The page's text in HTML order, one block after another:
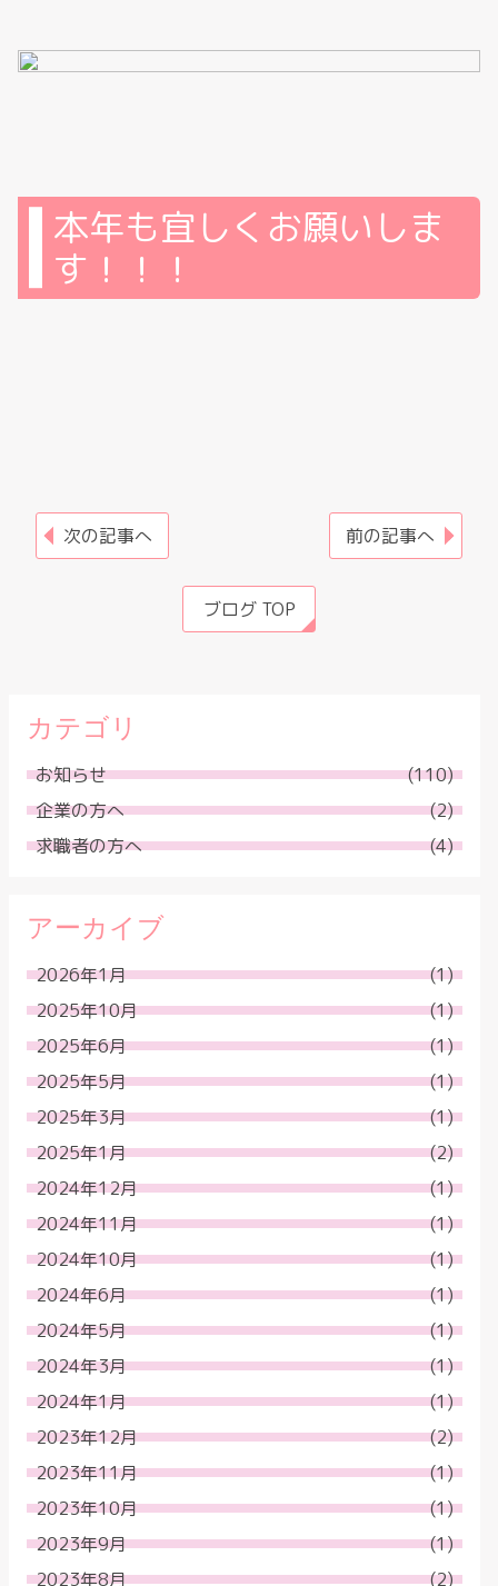
本年も宜しくお願いしま
す！！！
次の記事へ 前の記事へ
ブログ TOP
カテゴリ
お知らせ
(110)
企業の方へ
(2)
求職者の方へ
(4)
アーカイブ
2026年1月
(1)
2025年10月
(1)
2025年6月
(1)
2025年5月
(1)
2025年3月
(1)
2025年1月
(2)
2024年12月
(1)
2024年11月
(1)
2024年10月
(1)
2024年6月
(1)
2024年5月
(1)
2024年3月
(1)
2024年1月
(1)
2023年12月
(2)
2023年11月
(1)
2023年10月
(1)
2023年9月
(1)
2023年8月
(2)